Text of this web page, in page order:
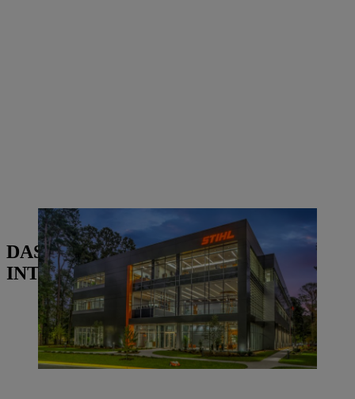
Gebäude von STIHL Inc. in Amerika | Foto: STIHL
DAS KÖNNTE SIE AUCH
INTERESSIEREN